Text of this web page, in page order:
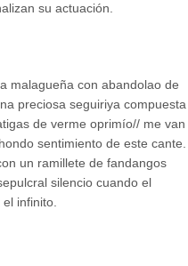
su actuación.
malagueña con abandolao de
preciosa seguiriya compuesta
de verme oprimío// me van
sentimiento de este cante.
un ramillete de fandangos
silencio cuando el
infinito.